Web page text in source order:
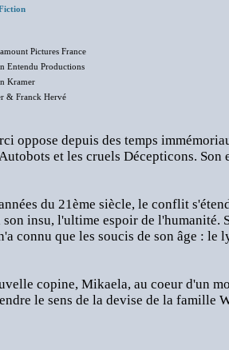
Pictures France
Entendu Productions
Kramer
& Franck Hervé
oppose depuis des temps
et les cruels Décepticons. Son
du 21ème siècle, le conflit
insu, l'ultime espoir de l'humanité.
connu que les soucis de son âge : le
copine, Mikaela, au coeur d'un
le sens de la devise de la famille